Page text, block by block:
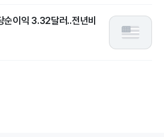
순이익 3.32달러..전년비